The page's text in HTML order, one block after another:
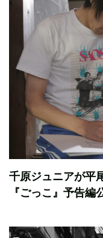
千原ジュニアが平
『ごっこ』予告編